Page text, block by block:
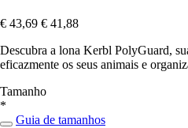
€ 43,69 € 41,88
Descubra a lona Kerbl PolyGuard,
eficazmente os seus animais e
Tamanho
*
Guia de tamanhos